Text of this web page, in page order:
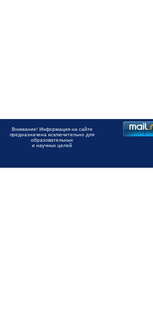
Внимание! Информация на сайте
предназначена исключительно для
образовательных
и научных целей